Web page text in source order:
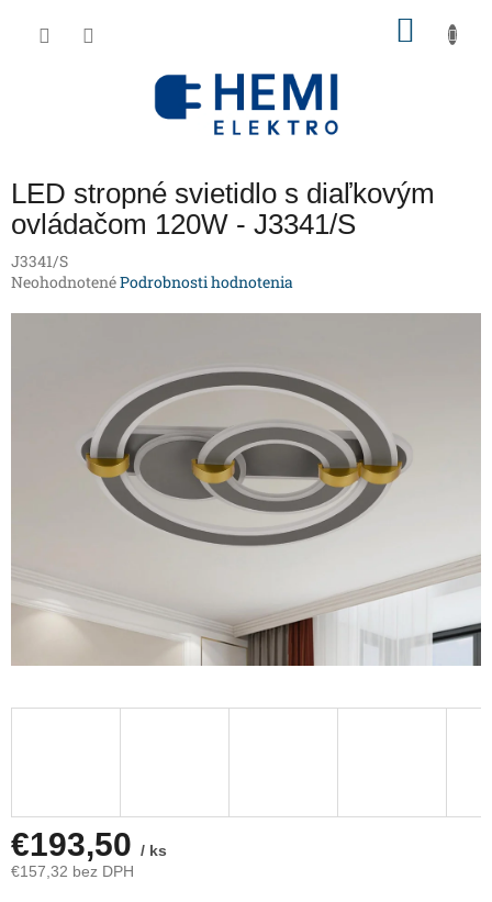
LED stropné svietidlo s diaľkovým
ovládačom 120W - J3341/S
J3341/S
Priemerné
NeohodnotenéPodrobnosti hodnotenia
€193,50 / ks
€157,32 bez DPH